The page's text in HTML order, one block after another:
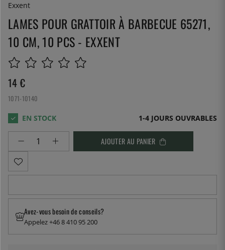
Exxent
LAMES POUR GRATTOIR À BARBECUE 65271,
10 CM, 10 PCS - EXXENT
14 €
1071-10140
1-4 JOURS OUVRABLES
AJOUTER AU PANIER
Avez-vous besoin de conseils?
Appelez +46 8 410 95 200